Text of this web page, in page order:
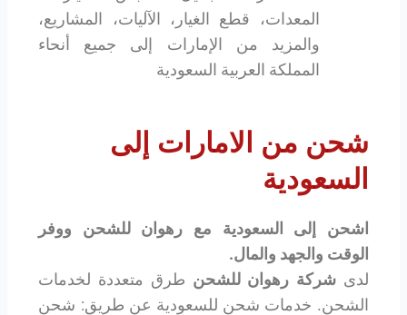
المعدات، قطع الغيار، الآليات، المشاريع،
والمزيد من الإمارات إلى جميع أنحاء
المملكة العربية السعودية
شحن من الامارات إلى
السعودية
اشحن إلى السعودية مع رهوان للشحن ووفر
الوقت والجهد والمال.
لدىشركة رهوان للشحن طرق متعددة لخدمات
الشحن. خدمات شحن للسعودية عن طريق: شحن